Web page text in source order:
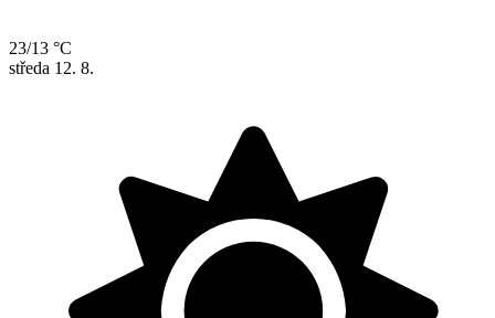
23/13 °C
středa 12. 8.